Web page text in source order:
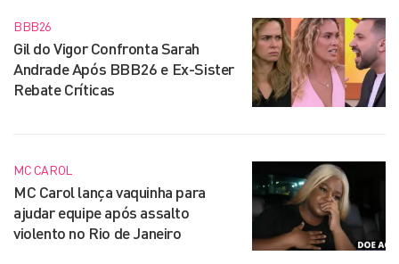
BBB26
Gil do Vigor Confronta Sarah
Andrade Após BBB26 e Ex-Sister
Rebate Críticas
MC CAROL
MC Carol lança vaquinha para
ajudar equipe após assalto
violento no Rio de Janeiro